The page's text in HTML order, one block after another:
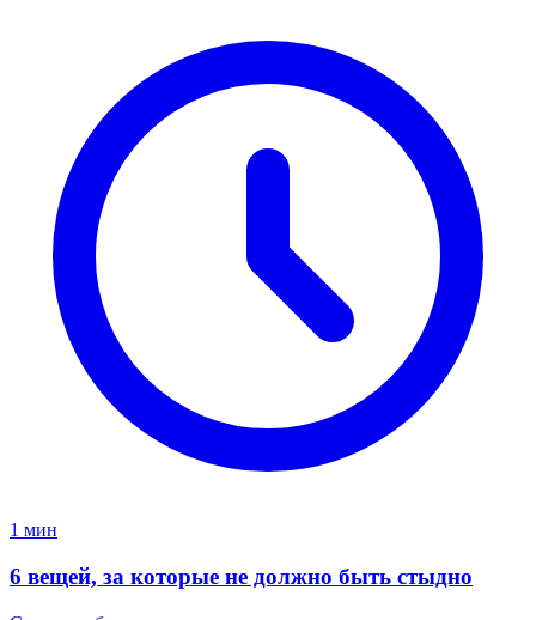
1 мин
6 вещей, за которые не должно быть стыдно